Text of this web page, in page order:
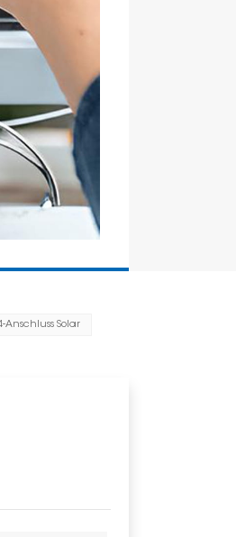
Anschluss Solar